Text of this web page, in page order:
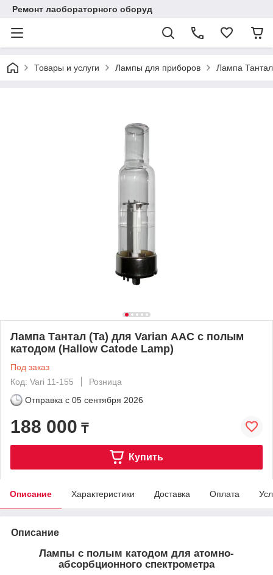
Ремонт лаобораторного оборуд
Товары и услуги Лампы для приборов Лампа
Лампа Тантал (Ta) для Varian ААС с полым
катодом (Hallow Catode Lamp)
Под заказ
Код: Vari 11-155
Розница
Отправка с 05 сентября 2026
188 000 ₸
Купить
Описание Характеристики Доставка Оплата
Описание
Лампы с полым катодом для атомно-
абсорбционного спектрометра